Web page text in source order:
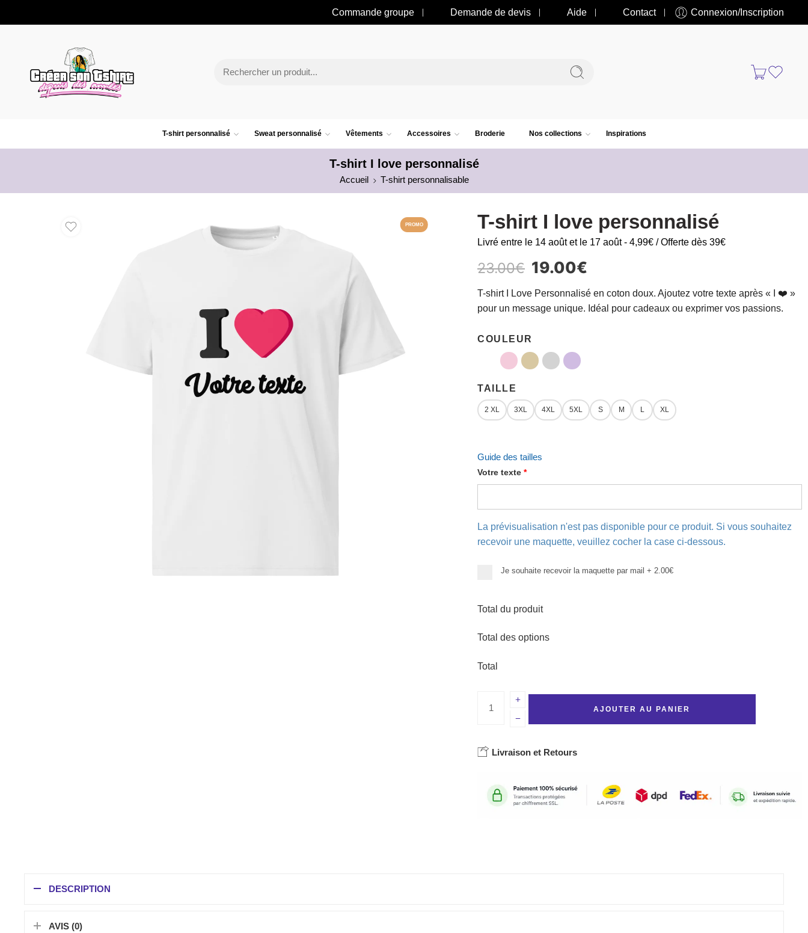
Commande groupe Demande de devis Aide Contact Connexion/Inscription
T-shirt personnalisé Sweat personnalisé Vêtements Accessoires Broderie Nos collections Inspirations
T-shirt I love personnalisé
Accueil T-shirt personnalisable
PROMO T-shirt I love personnalisé
Livré entre le 14 août et le 17 août - 4,99€ / Offerte dès 39€
23.00€ 19.00€
T-shirt I Love Personnalisé en coton doux. Ajoutez votre texte après « I ❤️ »
pour un message unique. Idéal pour cadeaux ou exprimer vos passions.
COULEUR
TAILLE
2 XL 3XL 4XL 5XL S M L XL
Guide des tailles
Votre texte *
La prévisualisation n'est pas disponible pour ce produit. Si vous souhaitez
recevoir une maquette, veuillez cocher la case ci-dessous.
Je souhaite recevoir la maquette par mail + 2.00€
Total du produit
Total des options
Total
AJOUTER AU PANIER
Livraison et Retours
DESCRIPTION
AVIS (0)